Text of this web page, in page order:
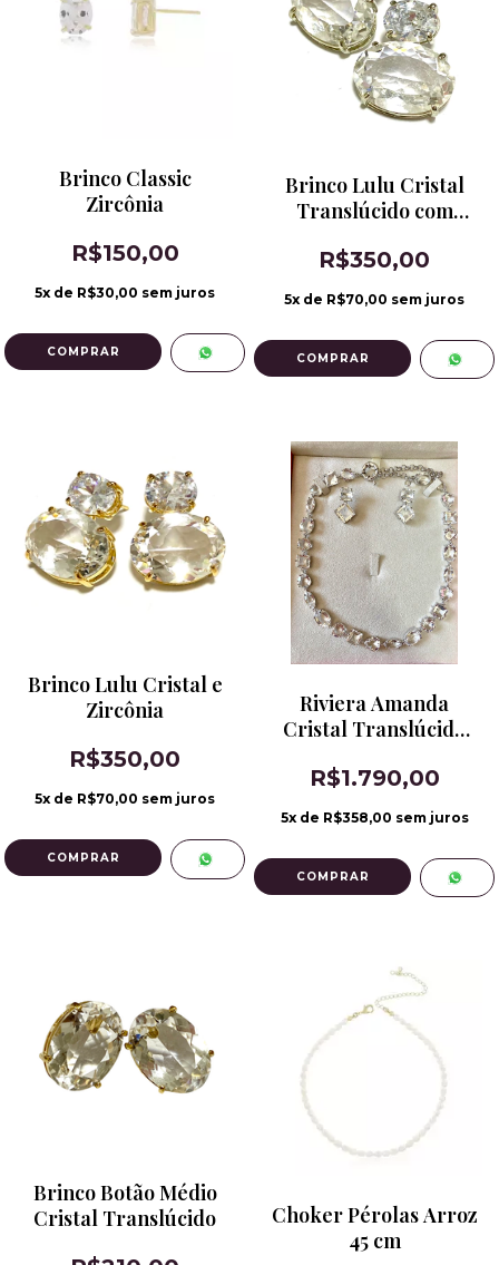
Brinco Classic
Zircônia
R$150,00
5x de R$30,00 sem juros
Brinco Lulu Cristal
Translúcido com
de Ródio
R$350,00
5x de R$70,00 sem juros
Brinco Lulu Cristal e
Zircônia
R$350,00
5x de R$70,00 sem juros
Riviera Amanda
Cristal Translúcido
R$1.790,00
5x de R$358,00 sem juros
Brinco Botão Médio
Cristal Translúcido
Choker Pérolas Arroz
45 cm